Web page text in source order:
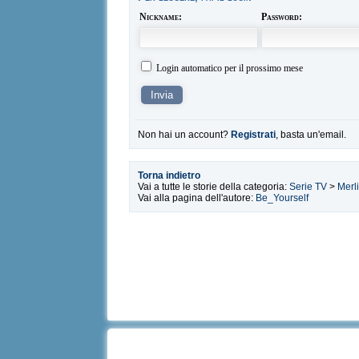
Nickname: Password:
Login automatico per il prossimo mese
Non hai un account? Registrati, basta un'email.
Torna indietro
Vai a tutte le storie della categoria:Serie TV >
Vai alla pagina dell'autore: Be_Yourself